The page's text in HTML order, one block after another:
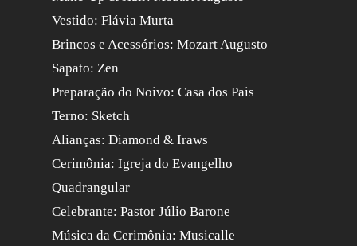
Vestido: Flávia Murta
Brincos e Acessórios: Mozart Augusto
Sapato: Zen
Preparação do Noivo: Casa dos Pais
Terno: Sketch
Alianças: Diamond & Iraws
Cerimônia: Igreja do Evangelho
Quadrangular
Celebrante: Pastor Júlio Barone
Música da Cerimônia: Musicalle